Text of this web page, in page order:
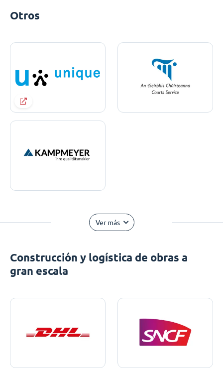
Otros
Ver más
Construcción y logística de obras a
gran escala